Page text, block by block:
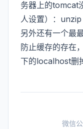
务器上的tomcat
人设置）：
另外还有一个最
防止缓存的存在
下的localhost删
微信